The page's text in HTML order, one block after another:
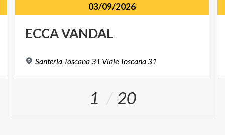
03/09/2026
ECCAVANDAL
Santeria Toscana31 Viale Toscana31
1 20